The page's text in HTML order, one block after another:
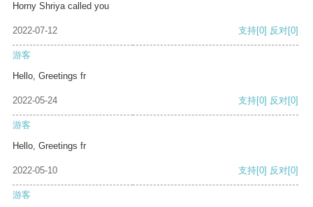
Horny Shriya called you
2022-07-12 支持[0] 反对[0]
游客
Hello, Greetings fr
2022-05-24 支持[0] 反对[0]
游客
Hello, Greetings fr
2022-05-10 支持[0] 反对[0]
游客